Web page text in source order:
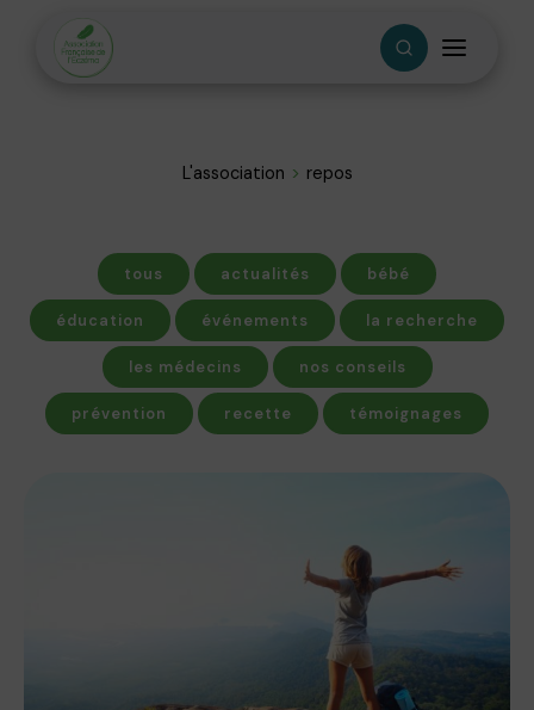
L'association repos
tous actualités bébé
éducation événements la recherche
les médecins nos conseils
prévention recette témoignages